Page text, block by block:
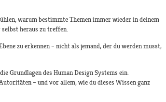
warum bestimmte Themen immer wieder in deinem
selbst heraus zu treffen.
zu erkennen – nicht als jemand, der du werden musst,
Grundlagen des Human Design Systems ein.
– und vor allem, wie du dieses Wissen ganz